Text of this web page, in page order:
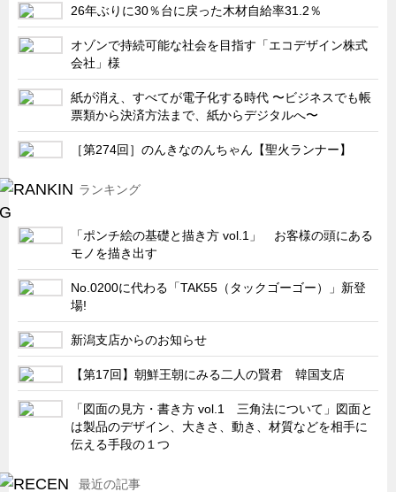
特装車・バス・トラック関連
フリーザー・フードマシナリー関連
自動販売機・自動改札機関連
鉄道車両・駅舎関連
CATEGORY 連載
営業、丸ごとフカボリ
新製品開発最前線
隠れた名品
旬の野菜とタキゲン製品
PICK UP NEWS
ポンチ絵の基礎と描き方
図面の見方・書き方
キャビネット工業会規格「CA300」集中講義
ズバッとお悩み解決 テクニカル Q and A
瀧源点回帰
光る技術！未来へのモノづくり
26年ぶりに30％台に戻った木材自給率31.2％
オゾンで持続可能な社会を目指す「エコデザイン株式
会社」様
紙が消え、すべてが電子化する時代 〜ビジネスでも帳
票類から決済方法まで、紙からデジタルへ〜
［第274回］のんきなのんちゃん【聖火ランナー】
ランキング
「ポンチ絵の基礎と描き方 vol.1」 お客様の頭にある
モノを描き出す
No.0200に代わる「TAK55（タックゴーゴー）」新登
場!
新潟支店からのお知らせ
【第17回】朝鮮王朝にみる二人の賢君 韓国支店
「図面の見方・書き方 vol.1 三角法について」図面と
は製品のデザイン、大きさ、動き、材質などを相手に
伝える手段の１つ
最近の記事